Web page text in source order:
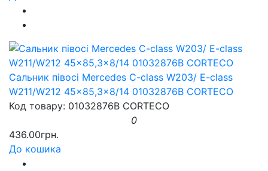
Сальник півосі Mercedes C-class W203/ E-class
W211/W212 45x85,3x8/14 01032876B CORTECO
Код товару: 01032876B CORTECO
0
436.00грн.
До кошика